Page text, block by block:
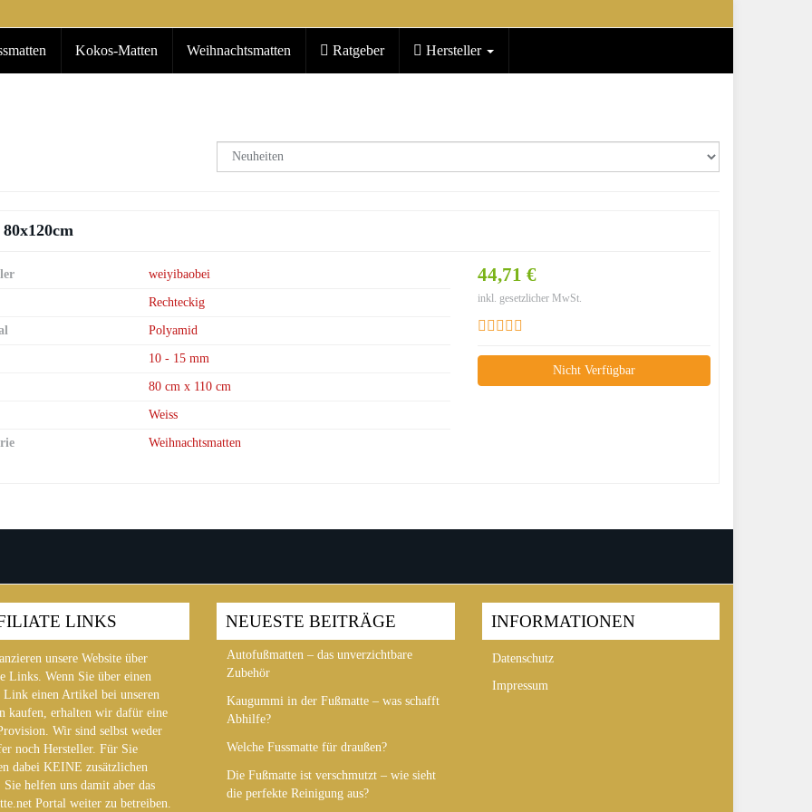
Kokos-Matten Weihnachtsmatten Ratgeber Hersteller
44,71 €
inkl. gesetzlicher MwSt.
Nicht Verfügbar
weiyibaobei
Rechteckig
Polyamid
10 - 15 mm
80 cm x 110 cm
Weiss
Weihnachtsmatten
LINKS
unsere Website über
Links. Wenn Sie über einen
Link einen Artikel bei unseren
kaufen, erhalten wir dafür eine
Wir sind selbst weder
noch Hersteller. Für Sie
dabei KEINE zusätzlichen
Sie helfen uns damit aber das
Portal weiter zu betreiben.
NEUESTE BEITRÄGE
Autofußmatten – das unverzichtbare
Zubehör
Kaugummi in der Fußmatte – was schafft
Abhilfe?
Welche Fussmatte für draußen?
Die Fußmatte ist verschmutzt – wie sieht
die perfekte Reinigung aus?
INFORMATIONEN
Datenschutz
Impressum